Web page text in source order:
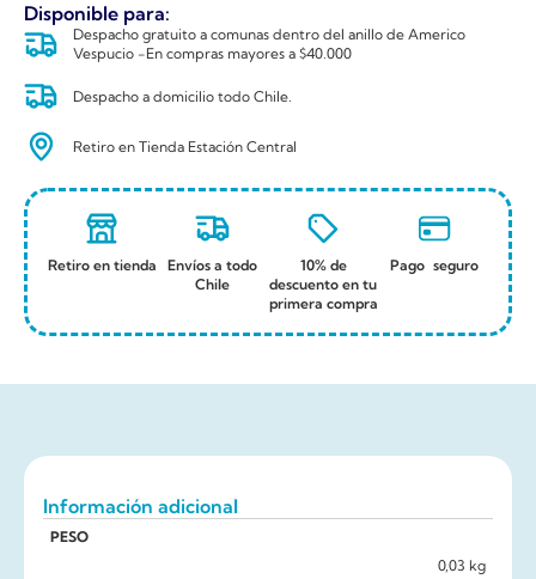
Disponible para:
Despacho gratuito a comunas dentro del anillo de Americo
Vespucio -En compras mayores a $40.000
Despacho a domicilio todo Chile.
Retiro en Tienda Estación Central
Retiro en tienda
Envíos a todo
Chile
10% de
descuento en tu
primera compra
Pago seguro
Información adicional
PESO
0,03 kg